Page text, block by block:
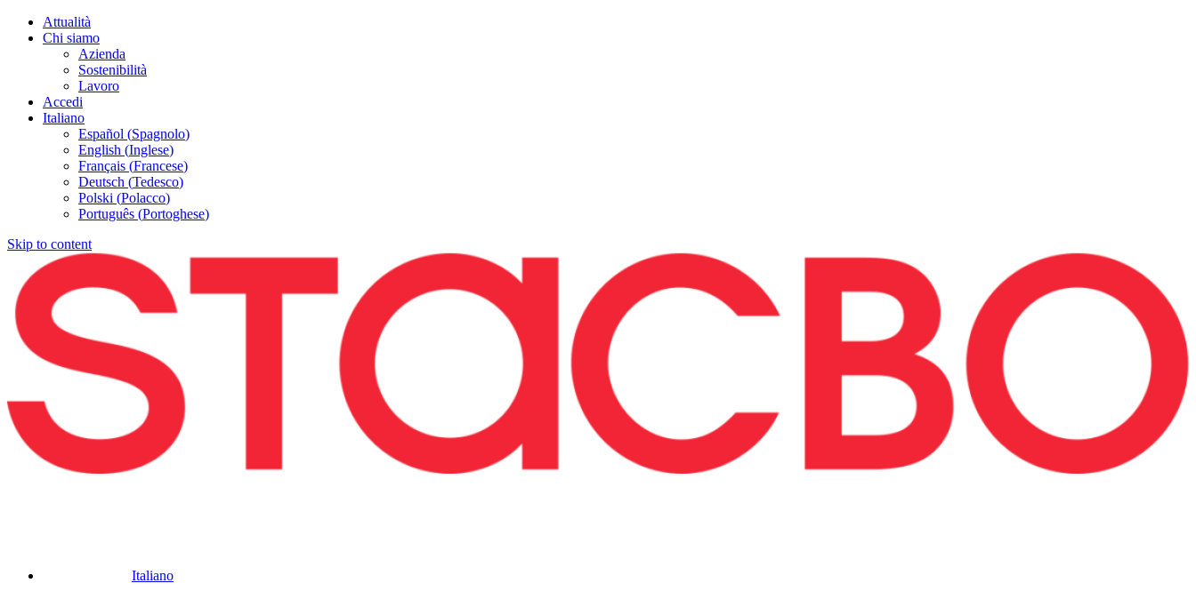
Attualità
Chi siamo
Azienda
Sostenibilità
Lavoro
Accedi
Italiano
Español (Spagnolo)
English (Inglese)
Français (Francese)
Deutsch (Tedesco)
Polski (Polacco)
Português (Portoghese)
Skip to content
Italiano